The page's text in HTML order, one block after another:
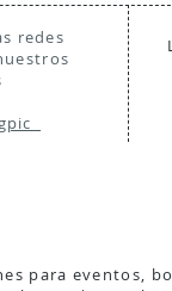
redes
para eventos,